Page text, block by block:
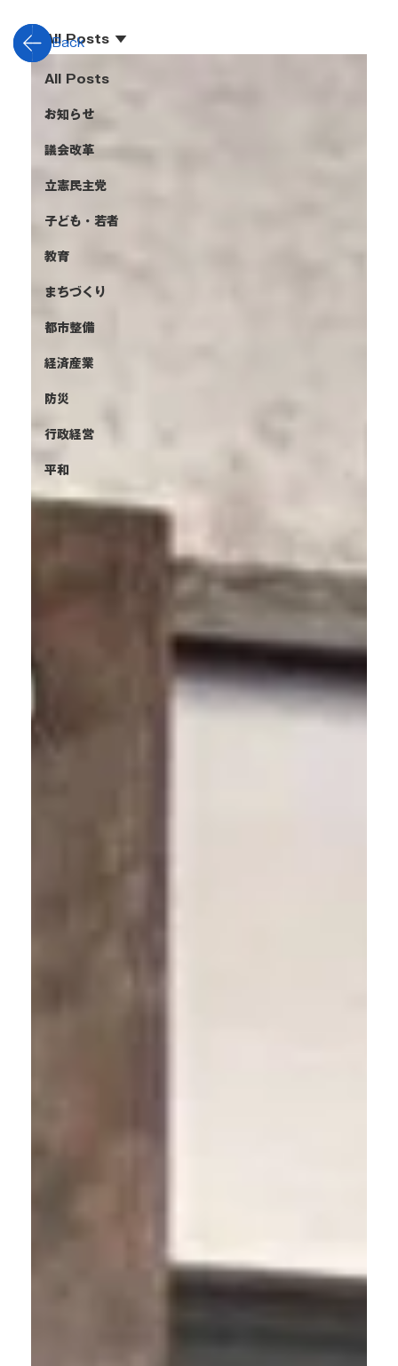
All Posts
お知らせ
議会改革
立憲民主党
子ども・若者
教育
まちづくり
都市整備
経済産業
防災
行政経営
平和
All Posts
Back